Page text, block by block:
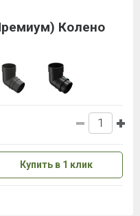
Колено
Купить в 1 клик